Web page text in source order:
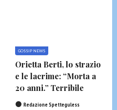
GOSSIP NEWS
Orietta Berti, lo strazio
e le lacrime: “Morta a
20 anni.” Terribile
Redazione Spetteguless